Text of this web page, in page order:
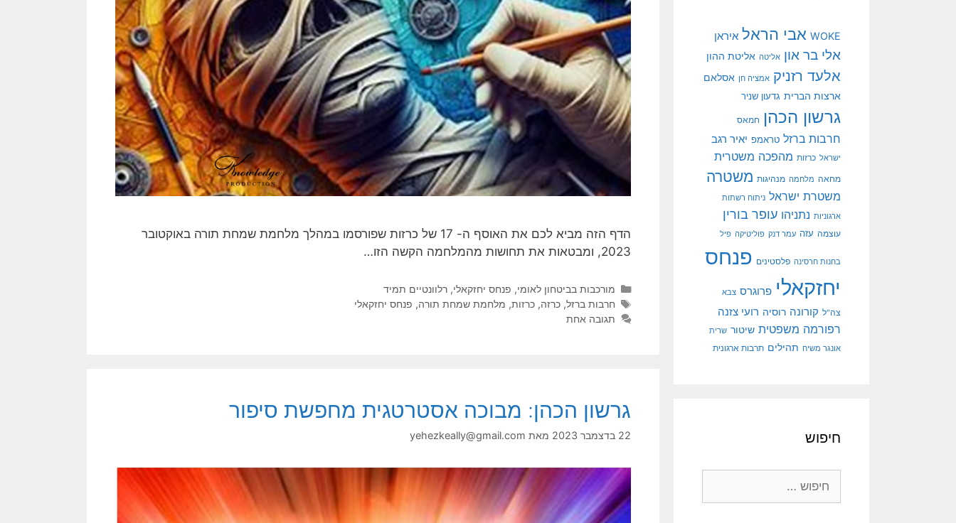
הדף הזה מביא לכם את האוסף ה- 17 של כרזות שפורסמו במהלך מלחמת שמחת תורה באוקטובר
2023, ומבטאות את תחושות מהמלחמה הקשה הזו…
קטגוריות
מורכבות בביטחון לאומי, פנחס יחזקאלי, רלוונטיים תמיד
תגיות
חרבות ברזל, כרזה, כרזות, מלחמת שמחת תורה, פנחס יחזקאלי
תגובה אחת
גרשון הכהן: מבוכה אסטרטגית מחפשת סיפור
22 בדצמבר 2023 מאת yehezkeally@gmail.com
WOKE אבי הראל איראן
אלי בר און אליטה אליטת ההון
אלעד רזניק אמציה חן אסלאם
ארצות הברית גדעון שניר
גרשון הכהן חמאס
חרבות ברזל טראמפ יאיר רגב
ישראל כרזות מהפכה משטרית
מחאה מלחמה מנהיגות משטרה
משטרת ישראל ניתוח רשתות
ארגוניות נתניהו עופר בורין
עוצמה עזה עמר דנק פוליטיקה פיל
בחנות חרסינה פלסטינים פנחס
יחזקאלי פרוגרס צבא
צה"ל קורונה רוסיה רועי צזנה
רפורמה משפטית שיטור שרית
אונגר משיח תהילים תרבות ארגונית
חיפוש